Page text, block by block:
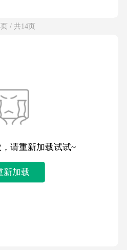
/ 共14页
请重新加载试试~
新加载